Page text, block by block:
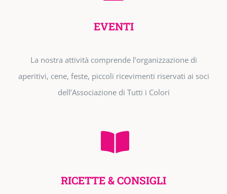
EVENTI
La nostra attività comprende l’organizzazione di
aperitivi, cene, feste, piccoli ricevimenti riservati ai soci
dell’Associazione di Tutti i Colori
RICETTE & CONSIGLI